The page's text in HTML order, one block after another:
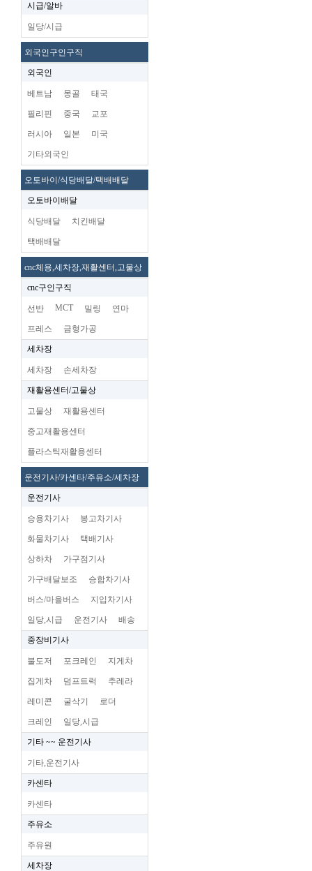
시급/알바
일당/시급
외국인구인구직
외국인
베트남 몽골 태국
필리핀 중국 교포
러시아 일본 미국
기타외국인
오토바이/식당배달/택배배달
오토바이배달
식당배달 치킨배달
택배배달
cnc체용,세차장,재활센터,고물상
cnc구인구직
선반 MCT 밀링 연마
프레스 금형가공
세차장
세차장 손세차장
재활용센터/고물상
고물상 재활용센터
중고재활용센터
플라스틱재활용센터
운전기사/카센타/주유소/세차장
운전기사
승용차기사 봉고차기사
화물차기사 택배기사
상하차 가구점기사
가구배달보조 승합차기사
버스/마을버스 지입차기사
일당,시급 운전기사 배송
중장비기사
불도저 포크레인 지게차
집게차 덤프트럭 추레라
레미콘 굴삭기 로더
크레인 일당,시급
기타 ~~ 운전기사
기타,운전기사
카센타
카센타
주유소
주유원
세차장